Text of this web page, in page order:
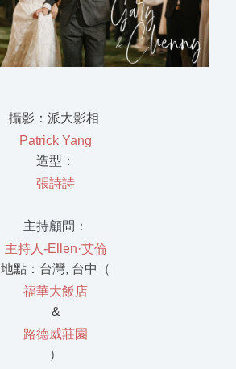
攝影：派大影相
Patrick Yang
造型：
張詩詩
主持顧問：
主持人-Ellen·艾倫
地點：台灣, 台中（
福華大飯店
&
路德威莊園
）